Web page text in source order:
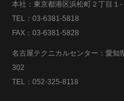
本社：東京都港区浜松町２丁目１
TEL：03-6381-5818
FAX：03-6381-5828
名古屋テクニカルセンター：愛知
302
TEL：052-325-8118